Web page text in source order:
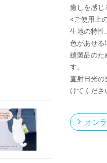
癒しを感じ
<ご使用上
生地の特性
色があせる
縫製品のた
す。
直射日光の
けてくださ
オン